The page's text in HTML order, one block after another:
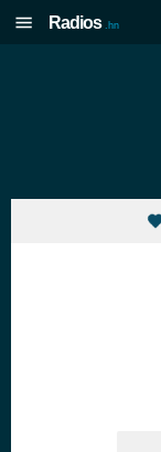
Radios .hn